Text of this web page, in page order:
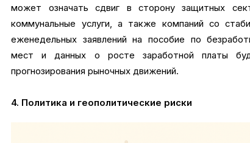
может означать сдвиг в сторону защитных
коммунальные услуги, а также компаний со
еженедельных заявлений на пособие по
мест и данных о росте заработной платы
прогнозирования рыночных движений.
4. Политика и геополитические риски